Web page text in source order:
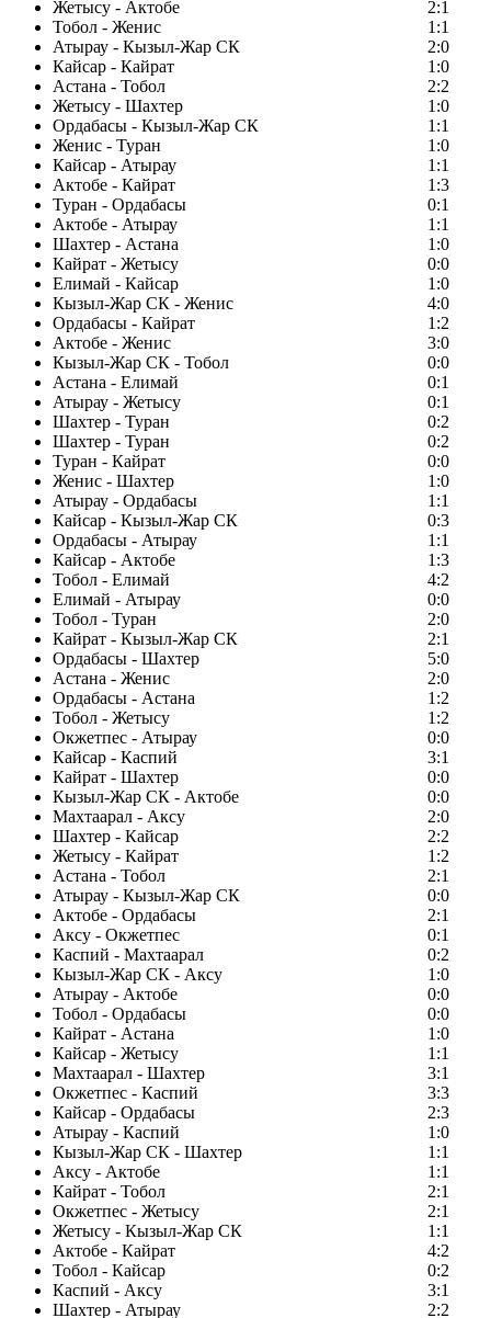
Жетысу - Актобе
2:1
Тобол - Женис
1:1
Атырау - Кызыл-Жар СК
2:0
Кайсар - Кайрат
1:0
Астана - Тобол
2:2
Жетысу - Шахтер
1:0
Ордабасы - Кызыл-Жар СК
1:1
Женис - Туран
1:0
Кайсар - Атырау
1:1
Актобе - Кайрат
1:3
Туран - Ордабасы
0:1
Актобе - Атырау
1:1
Шахтер - Астана
1:0
Кайрат - Жетысу
0:0
Елимай - Кайсар
1:0
Кызыл-Жар СК - Женис
4:0
Ордабасы - Кайрат
1:2
Актобе - Женис
3:0
Кызыл-Жар СК - Тобол
0:0
Астана - Елимай
0:1
Атырау - Жетысу
0:1
Шахтер - Туран
0:2
Шахтер - Туран
0:2
Туран - Кайрат
0:0
Женис - Шахтер
1:0
Атырау - Ордабасы
1:1
Кайсар - Кызыл-Жар СК
0:3
Ордабасы - Атырау
1:1
Кайсар - Актобе
1:3
Тобол - Елимай
4:2
Елимай - Атырау
0:0
Тобол - Туран
2:0
Кайрат - Кызыл-Жар СК
2:1
Ордабасы - Шахтер
5:0
Астана - Женис
2:0
Ордабасы - Астана
1:2
Тобол - Жетысу
1:2
Окжетпес - Атырау
0:0
Кайсар - Каспий
3:1
Кайрат - Шахтер
0:0
Кызыл-Жар СК - Актобе
0:0
Махтаарал - Аксу
2:0
Шахтер - Кайсар
2:2
Жетысу - Кайрат
1:2
Астана - Тобол
2:1
Атырау - Кызыл-Жар СК
0:0
Актобе - Ордабасы
2:1
Аксу - Окжетпес
0:1
Каспий - Махтаарал
0:2
Кызыл-Жар СК - Аксу
1:0
Атырау - Актобе
0:0
Тобол - Ордабасы
0:0
Кайрат - Астана
1:0
Кайсар - Жетысу
1:1
Махтаарал - Шахтер
3:1
Окжетпес - Каспий
3:3
Кайсар - Ордабасы
2:3
Атырау - Каспий
1:0
Кызыл-Жар СК - Шахтер
1:1
Аксу - Актобе
1:1
Кайрат - Тобол
2:1
Окжетпес - Жетысу
2:1
Жетысу - Кызыл-Жар СК
1:1
Актобе - Кайрат
4:2
Тобол - Кайсар
0:2
Каспий - Аксу
3:1
Шахтер - Атырау
2:2